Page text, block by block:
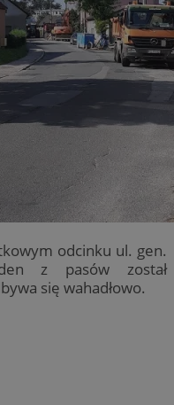
odcinku ul. gen.
z pasów został
się wahadłowo.